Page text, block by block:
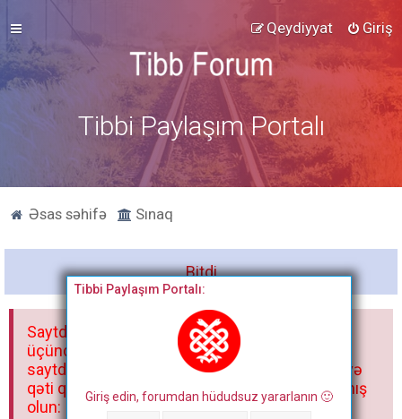
Giriş
Qeydiyyat
Tibbi Paylaşım Portalı
Əsas səhifə Sınaq
Bitdi
Tibbi Paylaşım Portalı:
Giriş edin, forumdan hüdudsuz yararlanın 🙂
Saytdakı materiallar yalnız fərdi istifadəniz
üçündür. Materialları istisnasız heç bir qrupda,
saytda və sosial şəbəkədə paylaşmaq olmaz və
qəti qadağandır! Forum qaydaları ilə mütləq tanış
olun: